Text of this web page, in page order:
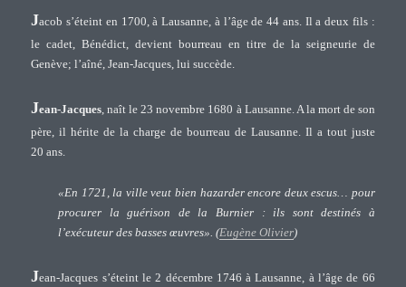
Jacob s’éteint en 1700, à Lausanne, à l’âge de 44 ans. Il a deux fils :
le cadet, Bénédict, devient bourreau en titre de la seigneurie de
Genève; l’aîné, Jean-Jacques, lui succède.
Jean-Jacques, naît le 23 novembre 1680 à Lausanne. A la mort de son
père, il hérite de la charge de bourreau de Lausanne. Il a tout juste
20 ans.
«En 1721, la ville veut bien hazarder encore deux escus… pour
procurer la guérison de la Burnier : ils sont destinés à
l’exécuteur des basses œuvres». (Eugène Olivier)
Jean-Jacques s’éteint le 2 décembre 1746 à Lausanne, à l’âge de 66